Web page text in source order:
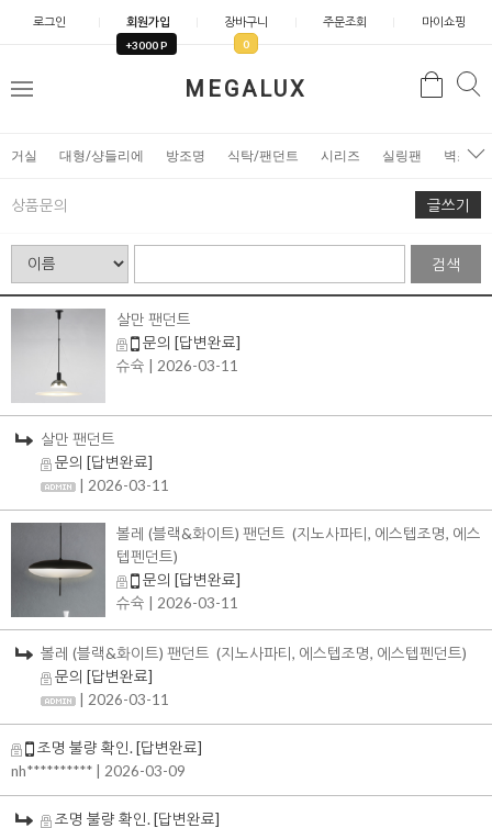
로그인 회원가입
+3000 P
장바구니
0
주문조회 마이쇼핑
MEGALUX
메
검
거실 대형/샹들리에 방조명 식탁/팬던트 시리즈 실링팬 벽조명
상품문의 글쓰기
검색
살만 팬던트
문의 [답변완료]
슈슉
| 2026-03-11
살만 팬던트
문의 [답변완료]
| 2026-03-11
볼레 (블랙&화이트) 팬던트 (지노사파티, 에스텝조명, 에스
텝펜던트)
문의 [답변완료]
슈슉
| 2026-03-11
볼레 (블랙&화이트) 팬던트 (지노사파티, 에스텝조명, 에스텝펜던트)
문의 [답변완료]
| 2026-03-11
조명 불량 확인. [답변완료]
nh**********
| 2026-03-09
조명 불량 확인. [답변완료]